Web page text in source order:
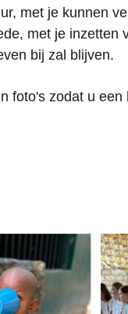
met je kunnen
met je inzetten
bij zal blijven.
foto's zodat u een